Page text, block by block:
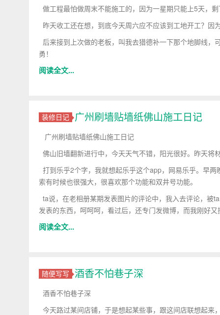
做工程最怕做周末不能施工的，因为一星期只能上5天，
昨天收工还在想，到底今天周六应不应该到工地开工？因
后来接到上次做的老板，叫我去猎德补一下那个地脚线
勇！
阅读全文...
装修日记 广州刷墙贴墙纸佛山施工日记
广州刷墙贴墙纸佛山施工日记
佛山旧墙翻新进行中，今天天气不错，阳光很好。昨天将
打到乐乎2个字，我就想起乐乎这个app，网易乐乎。早
索有时候也很强大，很喜欢那个功能和双井号功能。
ta说，在老相册某期发表图片的评论中，我入去评论，被
发表的东西，呵呵呵，看过后，还专门发微博，而我刚好
阅读全文...
随便写写 酒香不怕巷子深
酒香不怕巷子深
今天路过某间店铺，于是想起某些事，跟这间店联想起来